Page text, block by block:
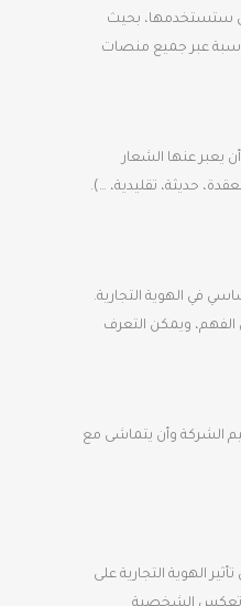
ستستخدمها، بحيث
عبر جميع منصات
يعبر عنها الشعار
حديثة، تقليدية، …).
في الهوية التجارية.
ويمكن التعرف
الشركة وأن يتماشى مع
الهوية التجارية على